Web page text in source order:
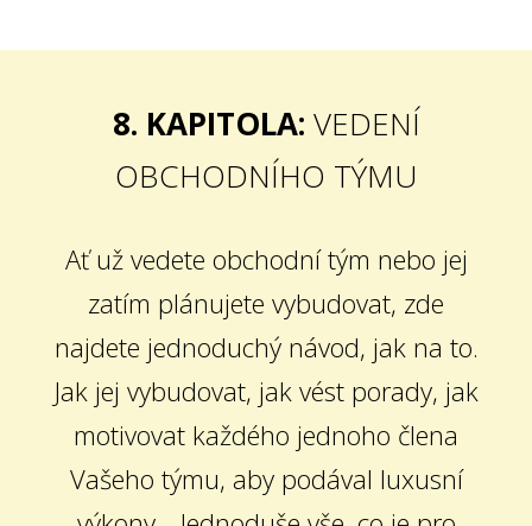
8. KAPITOLA: VEDENÍ
OBCHODNÍHO TÝMU
Ať už vedete obchodní tým nebo jej
zatím plánujete vybudovat, zde
najdete jednoduchý návod, jak na to.
Jak jej vybudovat, jak vést porady, jak
motivovat každého jednoho člena
Vašeho týmu, aby podával luxusní